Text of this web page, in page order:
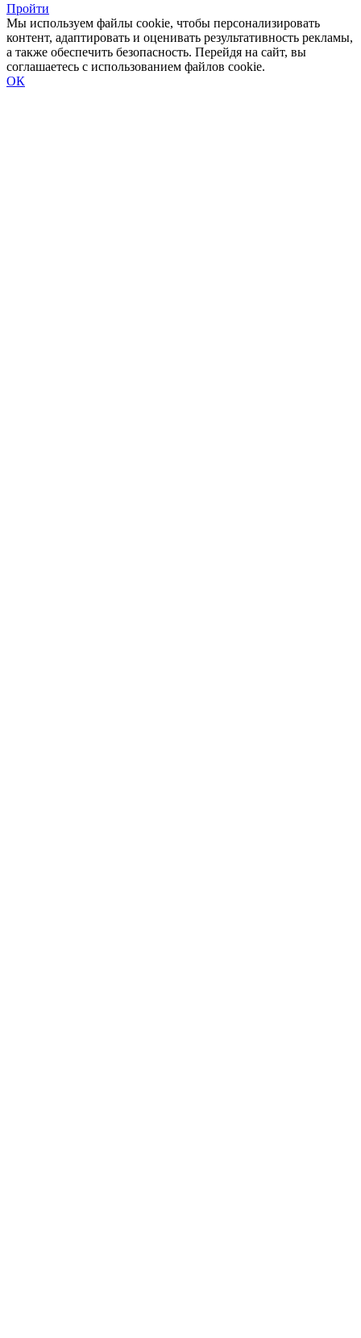
Пройти
Мы используем файлы cookie, чтобы персонализировать
контент, адаптировать и оценивать результативность рекламы,
а также обеспечить безопасность. Перейдя на сайт, вы
соглашаетесь с использованием файлов cookie.
ОК